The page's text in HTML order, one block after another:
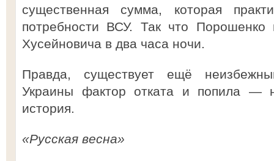
существенная сумма, которая
потребности ВСУ. Так что Порошенко
Хусейновича в два часа ночи.
Правда, существует ещё
Украины фактор отката и попила —
история.
«Русская весна»